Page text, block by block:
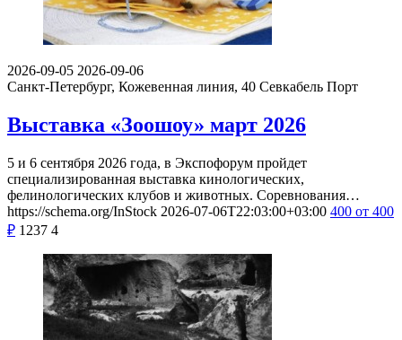
2026-09-05 2026-09-06
Санкт-Петербург, Кожевенная линия, 40 Севкабель Порт
Выставка «Зоошоу» март 2026
5 и 6 сентября 2026 года, в Экспофорум пройдет
специализированная выставка кинологических,
фелинологических клубов и животных. Соревнования…
https://schema.org/InStock 2026-07-06T22:03:00+03:00 400 от 400
₽ 1237 4